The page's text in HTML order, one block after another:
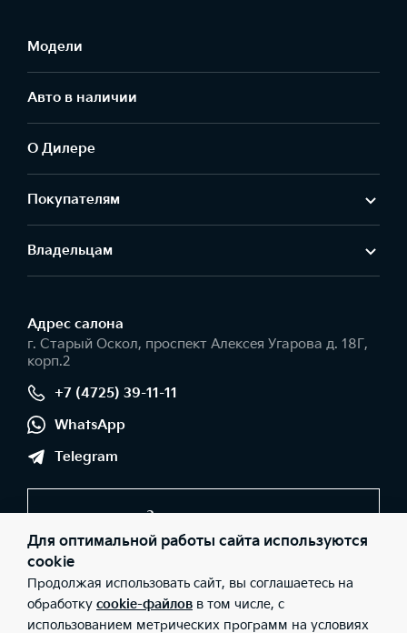
Модели
Авто в наличии
О Дилере
Покупателям
Владельцам
Адрес салонa
г. Старый Оскол, проспект Алексея Угарова д. 18Г,
корп.2
+7 (4725) 39-11-11
WhatsApp
Telegram
Заказать звонок
© 2026 Юридические лица ООО "Оскольская автомобильная
компания" (Фактический адрес: г. Старый Оскол, проспект
Алексея Угарова д. 18Г, корп.2; Телефон: +7 (4725) 39-11-11; ИНН:
3123332065; ОГРН: 1133123020777), ООО «Киа Россия и СНГ»
Для оптимальной работы сайта используются
cookie
Продолжая использовать сайт, вы соглашаетесь на
обработку cookie-файлов в том числе, с
использованием метрических программ на условиях